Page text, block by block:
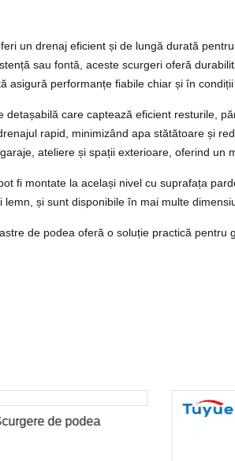
un drenaj eficient și de lungă durată
sau fontă, aceste scurgeri oferă
asigură performanțe fiabile chiar și în
care captează eficient resturile,
rapid, minimizând apa stătătoare și
ateliere și spații exterioare, oferind un
fi montate la același nivel cu suprafața
și sunt disponibile în mai multe
de podea oferă o soluție practică
de podea